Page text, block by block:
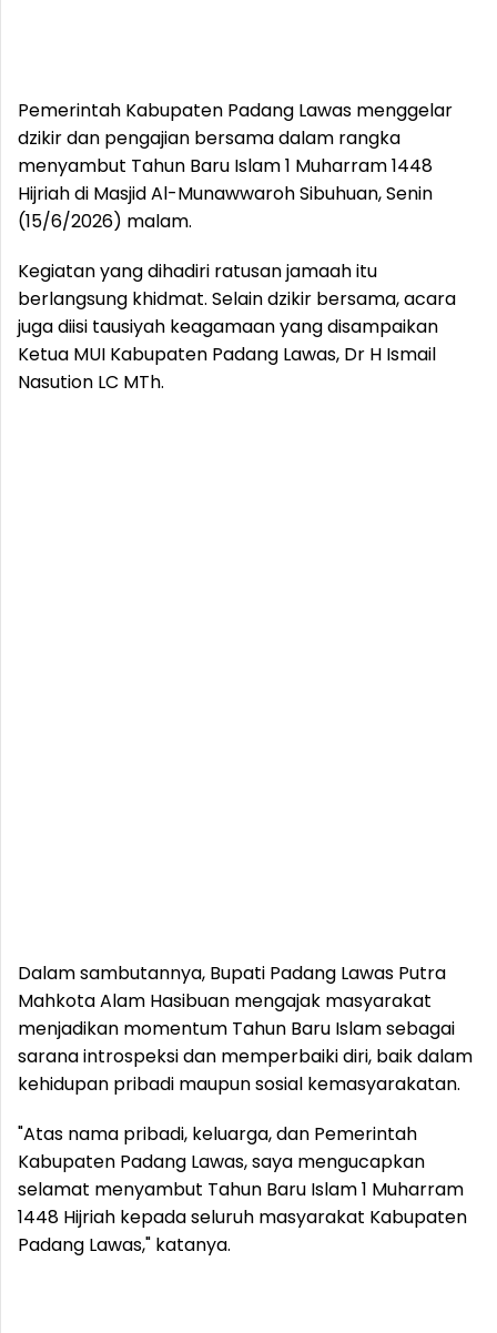
Pemerintah Kabupaten Padang Lawas menggelar
dzikir dan pengajian bersama dalam rangka
menyambut Tahun Baru Islam 1 Muharram 1448
Hijriah di Masjid Al-Munawwaroh Sibuhuan, Senin
(15/6/2026) malam.
Kegiatan yang dihadiri ratusan jamaah itu
berlangsung khidmat. Selain dzikir bersama, acara
juga diisi tausiyah keagamaan yang disampaikan
Ketua MUI Kabupaten Padang Lawas, Dr H Ismail
Nasution LC MTh.
Dalam sambutannya, Bupati Padang Lawas Putra
Mahkota Alam Hasibuan mengajak masyarakat
menjadikan momentum Tahun Baru Islam sebagai
sarana introspeksi dan memperbaiki diri, baik dalam
kehidupan pribadi maupun sosial kemasyarakatan.
"Atas nama pribadi, keluarga, dan Pemerintah
Kabupaten Padang Lawas, saya mengucapkan
selamat menyambut Tahun Baru Islam 1 Muharram
1448 Hijriah kepada seluruh masyarakat Kabupaten
Padang Lawas," katanya.